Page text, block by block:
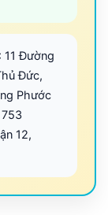
11 Đường
Đức,
Phước
12,